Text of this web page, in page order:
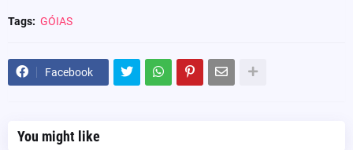
Tags: GÓIAS
Facebook
You might like